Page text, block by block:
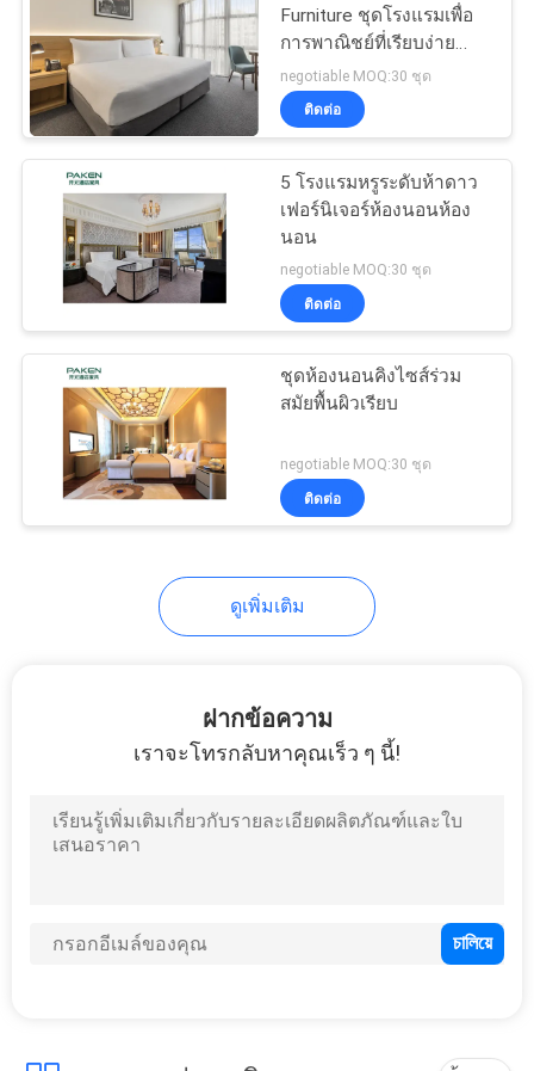
Furniture ชุดโรงแรมเพื่อ
การพาณิชย์ที่เรียบง่าย
Vibe Classic Design
negotiable MOQ:30 ชุด
ติดต่อ
5 โรงแรมหรูระดับห้าดาว
เฟอร์นิเจอร์ห้องนอนห้อง
นอน
negotiable MOQ:30 ชุด
ติดต่อ
ชุดห้องนอนคิงไซส์ร่วม
สมัยพื้นผิวเรียบ
negotiable MOQ:30 ชุด
ติดต่อ
ดูเพิ่มเติม
ฝากข้อความ
เราจะโทรกลับหาคุณเร็ว ๆ นี้!